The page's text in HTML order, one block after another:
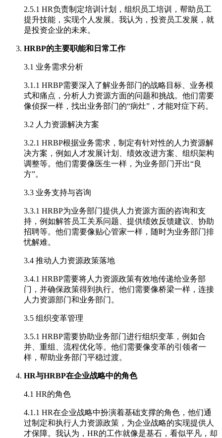
2.5.1 HR负责制定培训计划，组织员工培训，帮助员工
提升技能，实现个人发展。我认为，投资员工发展，就
是投资企业的未来。
HRBP的主要职能和日常工作
3.1 业务需求分析
3.1.1 HRBP需要深入了解业务部门的战略目标、业务模
式和痛点，分析人力资源方面的问题和挑战。他们需要
像侦探一样，找出业务部门的“病灶”，才能对症下药。
3.2 人力资源解决方案
3.2.1 HRBP根据业务需求，制定有针对性的人力资源解
决方案，例如人才发展计划、绩效改进方案、组织架构
调整等。他们需要像医生一样，为业务部门开出“良
方”。
3.3 业务支持与咨询
3.3.1 HRBP为业务部门提供人力资源方面的咨询和支
持，例如解答员工关系问题、提供绩效反馈建议、协助
招聘等。他们需要像贴心管家一样，随时为业务部门排
忧解难。
3.4 推动人力资源政策落地
3.4.1 HRBP需要将人力资源政策有效地传递给业务部
门，并确保政策得到执行。他们需要像桥梁一样，连接
人力资源部门和业务部门。
3.5 组织变革管理
3.5.1 HRBP需要协助业务部门进行组织变革，例如合
并、重组、流程优化等。他们需要像变革的引领者一
样，帮助业务部门平稳过渡。
HR与HRBP在企业战略中的角色
4.1 HR的角色
4.1.1 HR在企业战略中扮演着基础支撑的角色，他们通
过制定和执行人力资源政策，为企业战略的实现提供人
才保障。我认为，HR的工作就像是基石，看似平凡，却